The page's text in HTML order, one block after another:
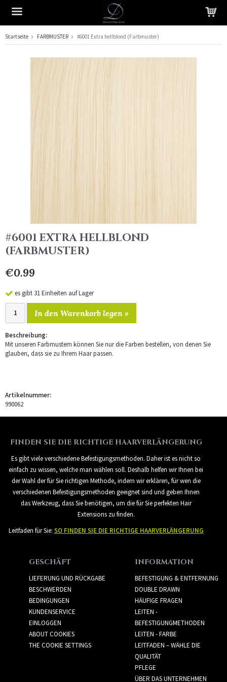
Das Produkt wurde in Ihren Warenkorb gelegt
Startseite FARBMUSTER #6001 Extra hellblond (Farbmuster)
#6001 EXTRA HELLBLOND
(FARBMUSTER)
€0.99
es gibt 31 Einheiten auf Lager
In den Warenkorb legen »
Beschreibung:
Mit unseren Farbmustern können Sie nur die Farben bestellen, von denen Sie
glauben, dass sie zu Ihrem Haar passen.
Artikelnummer:
990062
FINDEN SIE DIE RICHTIGE HAARVERLÄNGERUNG
Es gibt viele verschiedene Befestigungsmethoden. Daher ist es nicht so
einfach zu wissen, welche man wählen soll. Deshalb helfen wir Ihnen bei
der Wahl der für Sie richtigen Methode, indem wir erklären, für wen die
verschiedenen Befestigungsmethoden geeignet sind und geben Ihnen
das Werkzeug, dass Sie benötigen, um die für Sie perfekten Hair
Extensions zu finden.
Leitfaden für Sie: SO FINDEN SIE DIE RICHTIGE HAARVERLÄNGERUNG
GESCHÄFT
LIEFERUNG UND RÜCKGABE
BESCHWERDEN
BEDINGUNGEN
KUNDENSERVICE
EINLOGGEN
ABOUT COOKIES
THE COOKIE SETTINGS
INFORMATION
BEFESTIGUNG & ENTFERNUNG
DOUBLE DRAWN
HÄUFIGE FRAGEN
LEITEN -
BEFESTIGUNGMETHODEN
LEITEN - FARBE
LEITFADEN – WÄHLE DIE
QUALITÄT
PFLEGE
ÜBER DAS UNTERNEHMEN